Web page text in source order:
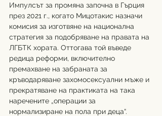
Импулсът за промяна започна в Гърция
през 2021 г., когато Мицотакис назначи
комисия за изготвяне на национална
стратегия за подобряване на правата на
ЛГБТК хората. Оттогава той въведе
редица реформи, включително
премахване на забраната за
кръводаряване захомосексуални мъже и
прекратяване на практиката на така
наречените „операции за
нормализиране на пола при деца“.